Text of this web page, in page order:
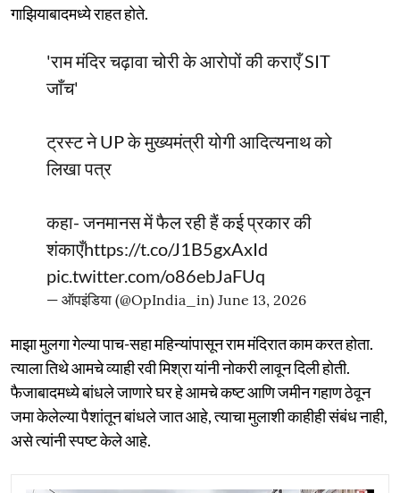
गाझियाबादमध्ये राहत होते.
'राम मंदिर चढ़ावा चोरी के आरोपों की कराएँ SIT
जाँच'
ट्रस्ट ने UP के मुख्यमंत्री योगी आदित्यनाथ को
लिखा पत्र
कहा- जनमानस में फैल रही हैं कई प्रकार की
शंकाएँhttps://t.co/J1B5gxAxId
pic.twitter.com/o86ebJaFUq
— ऑपइंडिया (@OpIndia_in) June 13, 2026
माझा मुलगा गेल्या पाच-सहा महिन्यांपासून राम मंदिरात काम करत होता.
त्याला तिथे आमचे व्याही रवी मिश्रा यांनी नोकरी लावून दिली होती.
फैजाबादमध्ये बांधले जाणारे घर हे आमचे कष्ट आणि जमीन गहाण ठेवून
जमा केलेल्या पैशांतून बांधले जात आहे, त्याचा मुलाशी काहीही संबंध नाही,
असे त्यांनी स्पष्ट केले आहे.